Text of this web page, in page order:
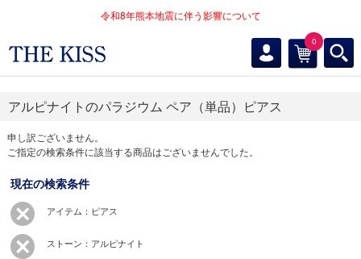
令和8年熊本地震に伴う影響について
0
アルピナイトのパラジウム ペア（単品）ピアス
申し訳ございません。
ご指定の検索条件に該当する商品はございませんでした。
現在の検索条件
アイテム：ピアス
ストーン：アルピナイト